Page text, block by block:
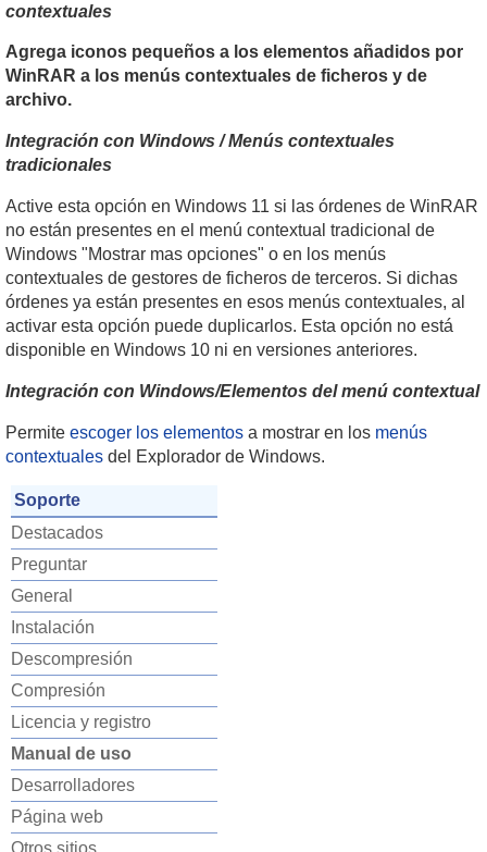
contextuales
Agrega iconos pequeños a los elementos añadidos por
WinRAR a los menús contextuales de ficheros y de
archivo.
Integración con Windows / Menús contextuales
tradicionales
Active esta opción en Windows 11 si las órdenes de WinRAR
no están presentes en el menú contextual tradicional de
Windows "Mostrar mas opciones" o en los menús
contextuales de gestores de ficheros de terceros. Si dichas
órdenes ya están presentes en esos menús contextuales, al
activar esta opción puede duplicarlos. Esta opción no está
disponible en Windows 10 ni en versiones anteriores.
Integración con Windows/Elementos del menú contextual
Permite escoger los elementos a mostrar en los menús
contextuales del Explorador de Windows.
Soporte
Destacados
Preguntar
General
Instalación
Descompresión
Compresión
Licencia y registro
Manual de uso
Desarrolladores
Página web
Otros sitios